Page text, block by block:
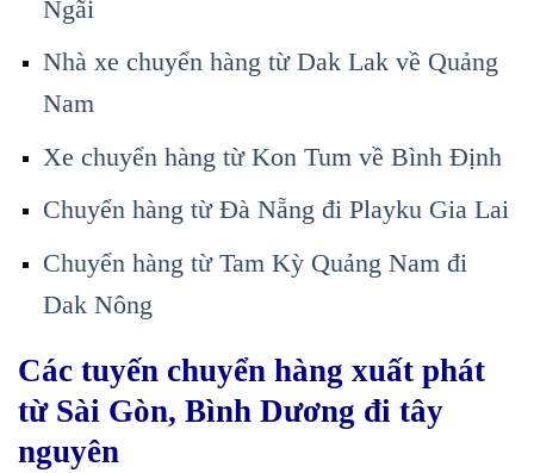
Ngãi
Nhà xe chuyển hàng từ Dak Lak về Quảng
Nam
Xe chuyển hàng từ Kon Tum về Bình Định
Chuyển hàng từ Đà Nẵng đi Playku Gia Lai
Chuyển hàng từ Tam Kỳ Quảng Nam đi
Dak Nông
Các tuyến chuyển hàng xuất phát
từ Sài Gòn, Bình Dương đi tây
nguyên